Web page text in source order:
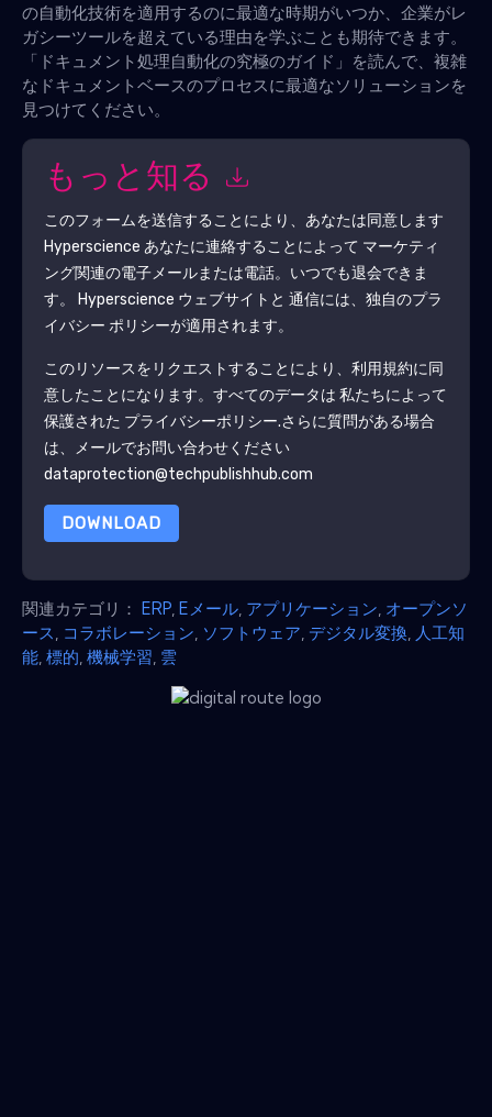
の自動化技術を適用するのに最適な時期がいつか、企業がレ
ガシーツールを超えている理由を学ぶことも期待できます。
「ドキュメント処理自動化の究極のガイド」を読んで、複雑
なドキュメントベースのプロセスに最適なソリューションを
見つけてください。
もっと知る
このフォームを送信することにより、あなたは同意します
Hyperscience あなたに連絡することによって マーケティ
ング関連の電子メールまたは電話。いつでも退会できま
す。
Hyperscience ウェブサイトと 通信には、独自のプラ
イバシー ポリシーが適用されます。
このリソースをリクエストすることにより、利用規約に同
意したことになります。すべてのデータは 私たちによって
保護された プライバシーポリシー.さらに質問がある場合
は、メールでお問い合わせください
dataprotection@techpublishhub.com
DOWNLOAD
関連カテゴリ： ERP Eメール アプリケーション オープンソ
ース コラボレーション ソフトウェア デジタル変換 人工知
能 標的 機械学習 雲